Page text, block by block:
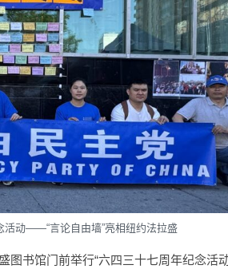
活动——“言论自由墙”亮相纽约法拉盛
图书馆门前举行“六四三十七周年纪念活